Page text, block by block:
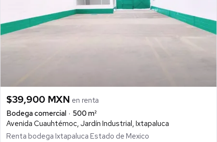
$39,900 MXN en renta
Bodega comercial
500 m²
Avenida Cuauhtémoc, Jardín Industrial, Ixtapaluca
Renta bodega Ixtapaluca Estado de Mexico